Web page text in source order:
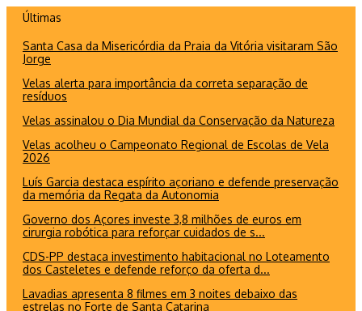
conteúdo
Últimas
Santa Casa da Misericórdia da Praia da Vitória visitaram São
Jorge
Velas alerta para importância da correta separação de
resíduos
Velas assinalou o Dia Mundial da Conservação da Natureza
Velas acolheu o Campeonato Regional de Escolas de Vela
2026
Luís Garcia destaca espírito açoriano e defende preservação
da memória da Regata da Autonomia
Governo dos Açores investe 3,8 milhões de euros em
cirurgia robótica para reforçar cuidados de s...
CDS-PP destaca investimento habitacional no Loteamento
dos Casteletes e defende reforço da oferta d...
Lavadias apresenta 8 filmes em 3 noites debaixo das
estrelas no Forte de Santa Catarina